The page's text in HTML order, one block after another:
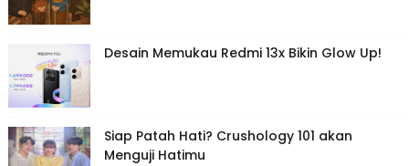
Desain Memukau Redmi 13x Bikin Glow Up!
Siap Patah Hati? Crushology 101 akan
Menguji Hatimu